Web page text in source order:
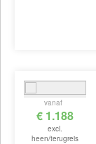
vanaf
€ 1.188
excl.
heen/terugreis